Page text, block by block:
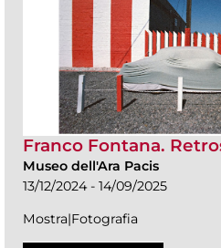
Franco Fontana.
Museo dell'Ara Pacis
13/12/2024 - 14/09/2025
Mostra|Fotografia